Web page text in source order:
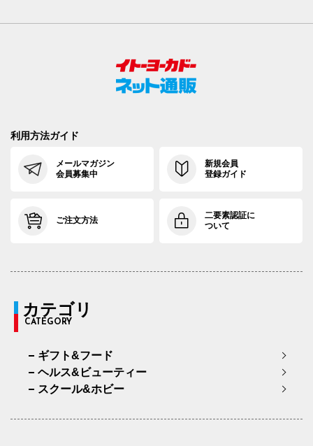
利用方法ガイド
メールマガジン
会員募集中
新規会員
登録ガイド
ご注文方法
二要素認証に
ついて
カテゴリ
CATEGORY
ギフト&フード
ヘルス&ビューティー
スクール&ホビー